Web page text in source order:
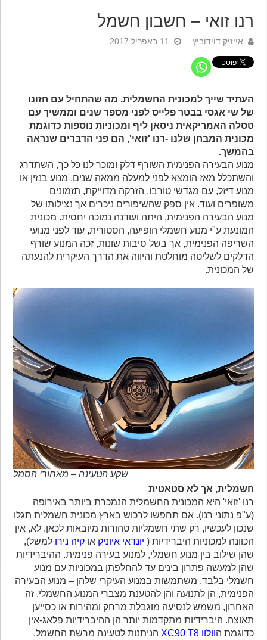
רנו זואי – חשבון חשמל
אייזיק דוידוביץ 11 באפריל 2017
העתיד שייך למכונית החשמלית. מה שהתחיל עם חזונו
של שי אגסי בבטר פלייס לפני מספר שנים וממשיך עם
טסלה האמריקאית ניסאן ליף ומכוניות נוספות כדוגמת
מכונית המבחן שלנו -רנו 'זואי', הם פני הדברים שנראה
בהמשך.
מנוע הבעירה הפנימית השורף דלק ומוכר לנו כל כך, השתדרג
והשתכלל מאז הומצא לפני למעלה ממאה שנים. מנוע בנזין או
מנוע דיזל, עם מגדשי טורבו, הזרקה מדוייקת, תזמונים
משופרים ועוד. אין ספק שהשיפורים ניכרים אך נצילותו של
מנוע הבעירה הפנימית, היתה ועודנה נמוכה יחסית. מכונית
המונעת ע"י מנוע חשמלי הופיעה, הסטורית, עוד לפני מנועי
השריפה הפנימית, אך בשל סיבות שונות, זכה המנוע שורף
הדלקים לשליטה מוחלטת והיווה את הדרך העיקרית להנעתה
של המכונית.
שקע הטעינה – מאחורי הסמל
חשמלית, אך לא סטאטית
רנו 'זואי' היא המכונית החשמלית הנמכרת ביותר באירופה
(ע"פ נתוני רנו). אם תחפשו לרכוש בארץ מכונית חשמלית תגלו
שנכון לעכשיו, רק שתי חשמליות טהורות מיובאות לכאן. לא, אין
הכוונה למכוניות היברידיות (יונדאי איוניקאוקיה נירולמשל),
שהן שילוב בין מנוע חשמלי, למנוע בעירה פנימית. ההיברידיות
שהן למעשה פתרון בינים עד להחלפתן במכוניות עם מנוע
חשמלי בלבד, משתמשות במנוע העיקרי שלהן – מנוע הבעירה
הפנימית, הן לתנועה והן להטענת מצברי המנוע החשמלי. זה
האחרון, משמש לנסיעה מוגבלת מרחק ומהירות או כסייען
תאוצה. היברידיות מתקדמות יותר הן ההיברידיות פלאג-אין
כדוגמת הוולוו XC90 T8
הניתנות לטעינה מרשת החשמל.